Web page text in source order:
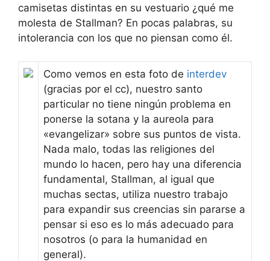
camisetas distintas en su vestuario ¿qué me
molesta de Stallman? En pocas palabras, su
intolerancia con los que no piensan como él.
Como vemos en esta foto de interdev
(gracias por el cc), nuestro santo
particular no tiene ningún problema en
ponerse la sotana y la aureola para
«evangelizar» sobre sus puntos de vista.
Nada malo, todas las religiones del
mundo lo hacen, pero hay una diferencia
fundamental, Stallman, al igual que
muchas sectas, utiliza nuestro trabajo
para expandir sus creencias sin pararse a
pensar si eso es lo más adecuado para
nosotros (o para la humanidad en
general).